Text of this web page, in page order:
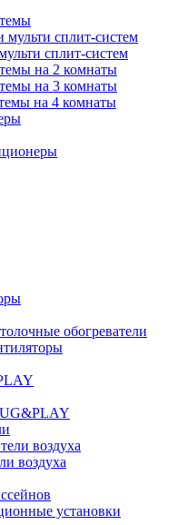
сплит-систем
сплит-систем
на 2 комнаты
на 3 комнаты
на 4 комнаты
обогреватели
воздуха
воздуха
установки